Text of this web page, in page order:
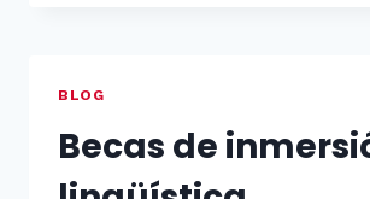
BLOG
Becas de